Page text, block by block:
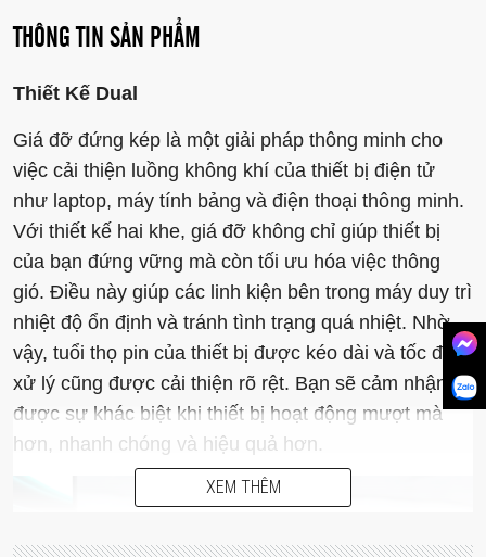
THÔNG TIN SẢN PHẨM
Thiết Kế Dual
Giá đỡ đứng kép là một giải pháp thông minh cho
việc cải thiện luồng không khí của thiết bị điện tử
như laptop, máy tính bảng và điện thoại thông minh.
Với thiết kế hai khe, giá đỡ không chỉ giúp thiết bị
của bạn đứng vững mà còn tối ưu hóa việc thông
gió. Điều này giúp các linh kiện bên trong máy duy trì
nhiệt độ ổn định và tránh tình trạng quá nhiệt. Nhờ
vậy, tuổi thọ pin của thiết bị được kéo dài và tốc độ
xử lý cũng được cải thiện rõ rệt. Bạn sẽ cảm nhận
được sự khác biệt khi thiết bị hoạt động mượt mà
hơn, nhanh chóng và hiệu quả hơn.
XEM THÊM